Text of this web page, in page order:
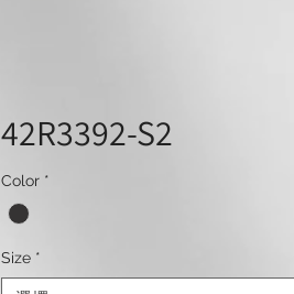
42R3392-S2
Color *
Size *